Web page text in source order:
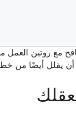
مع روتين العمل
يقلل أيضًا من